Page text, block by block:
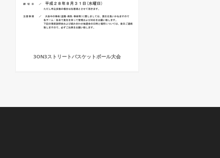
3ON3ストリートバスケットボール大会